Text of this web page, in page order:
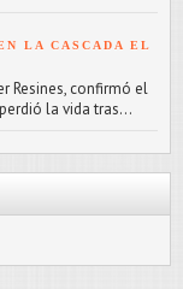
LA CASCADA EL
Resines, confirmó el
la vida tras...